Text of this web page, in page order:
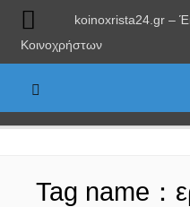
koinoxrista24.gr –
Κοινοχρήστων
Tag name：